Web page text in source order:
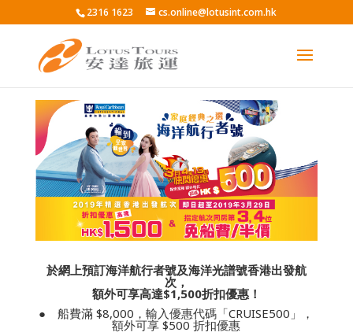
2316 1623 cs.online@lotusint.com.hk
於網上預訂海洋航行者號及海洋光譜號香港出發航
次，
額外可享高達$1,500折扣優惠！
● 船費滿 $8,000，輸入優惠代碼「CRUISE500」，
額外可享 $500 折扣優惠